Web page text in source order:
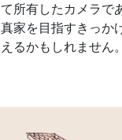
て所有したカメラで
真家を目指すきっか
えるかもしれません。